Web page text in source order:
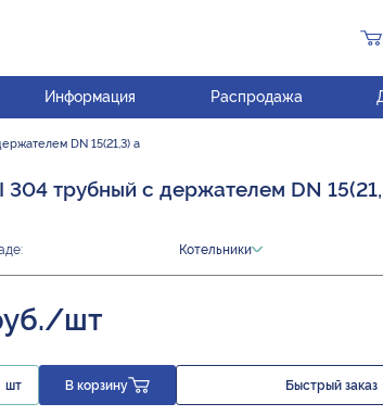
Информация Распродажа
DN 15(21,3) а
304 трубный с держателем DN
Котельники
шт
шт В корзину Быстрый заказ